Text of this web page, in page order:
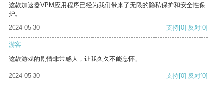
这款加速器VPM应用程序已经为我们带来了无限的隐私保护和安全性保
护。
2024-05-30
支持[0] 反对[0]
游客
这款游戏的剧情非常感人，让我久久不能忘怀。
2024-05-30 支持[0] 反对[0]